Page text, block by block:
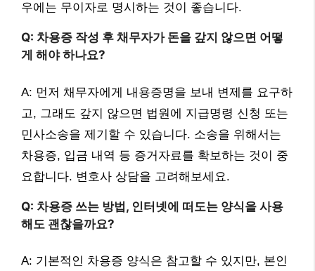
우에는 무이자로 명시하는 것이 좋습니다.
Q: 차용증 작성 후 채무자가 돈을 갚지 않으면 어떻
게 해야 하나요?
A: 먼저 채무자에게 내용증명을 보내 변제를 요구하
고, 그래도 갚지 않으면 법원에 지급명령 신청 또는
민사소송을 제기할 수 있습니다. 소송을 위해서는
차용증, 입금 내역 등 증거자료를 확보하는 것이 중
요합니다. 변호사 상담을 고려해보세요.
Q: 차용증 쓰는 방법, 인터넷에 떠도는 양식을 사용
해도 괜찮을까요?
A: 기본적인 차용증 양식은 참고할 수 있지만, 본인